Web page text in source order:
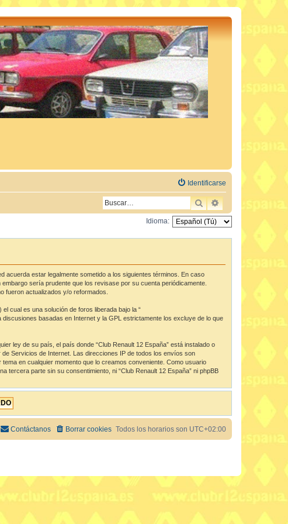
Identificarse
BUSCARBÚSQUEDA
Idioma:
acuerda estar legalmente sometido a los siguientes términos. En caso
sería prudente que los revisase por su cuenta periódicamente.
fueron actualizados y/o reformados.
el cual es una solución de foros liberada bajo la “
discusiones basadas en Internet y la GPL estrictamente los excluye de lo que
ley de su país, el país donde “Club Renault 12 España” está instalado o
Servicios de Internet. Las direcciones IP de todos los envíos son
en cualquier momento que lo creamos conveniente. Como usuario
tercera parte sin su consentimiento, ni “Club Renault 12 España” ni phpBB
Todos los horarios son UTC+02:00
Borrar cookies
Contáctanos